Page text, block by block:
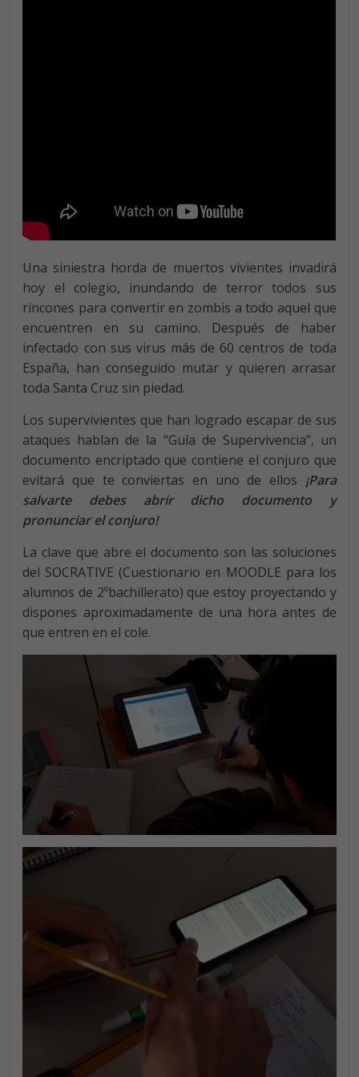
Una siniestra horda de muertos vivientes invadirá
hoy el colegio, inundando de terror todos sus
rincones para convertir en zombis a todo aquel que
encuentren en su camino. Después de haber
infectado con sus virus más de 60 centros de toda
España, han conseguido mutar y quieren arrasar
toda Santa Cruz sin piedad.
Los supervivientes que han logrado escapar de sus
ataques hablan de la “Guía de Supervivencia”, un
documento encriptado que contiene el conjuro que
evitará que te conviertas en uno de ellos ¡Para
salvarte debes abrir dicho documento y
pronunciar el conjuro!
La clave que abre el documento son las soluciones
del SOCRATIVE (Cuestionario en MOODLE para los
alumnos de 2ºbachillerato) que estoy proyectando y
dispones aproximadamente de una hora antes de
que entren en el cole.